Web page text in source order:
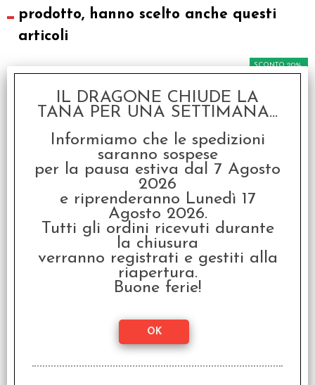
prodotto, hanno scelto anche questi
articoli
Ark Nova - Italiano
€ 79,99
SCONTO 20%
€63,99
IL DRAGONE CHIUDE LA
TANA PER UNA SETTIMANA...
Informiamo che le spedizioni
saranno sospese
per la pausa estiva dal 7 Agosto
2026
e riprenderanno Lunedì 17
Agosto 2026.
Tutti gli ordini ricevuti durante
la chiusura
verranno registrati e gestiti alla
riapertura.
Buone ferie!